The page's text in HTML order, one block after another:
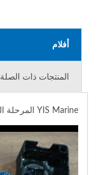
أفلام
المنتجات ذات الصلة
YIS Marine المرحلة الحساسة للجهد (VSR) لديها نسخة مزيفة!